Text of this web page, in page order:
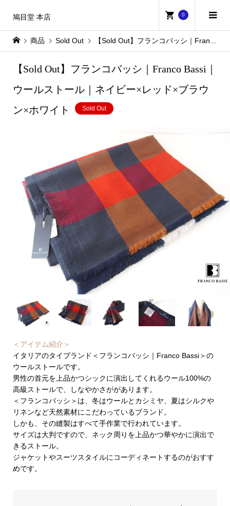
鳩目堂 本店 0
商品 Sold Out 【Sold Out】フランコバッシ｜Franco Bassi｜ウールストール｜ネイビー×レッド×ブラウン×ホワイト
【Sold Out】フランコバッシ｜Franco Bassi｜
ウールストール｜ネイビー×レッド×ブラウ
ン×ホワイト
Sold Out
＜アイテム紹介＞
イタリアのタイブランド＜フランコバッシ｜Franco Bassi＞の
ウールストールです。
男性の首元を上品かつシックに演出してくれるウール100%の
高級ストールで、しなやかさががあります。
＜フランコバッシ＞は、冬はウールとカシミヤ、夏はシルクや
リネンなど天然素材にこだわっているブランド。
しかも、その縫製はすべて手作業で行われています。
サイズは大判ですので、ネック周りを上品かつ華やかに演出で
きるストール。
ジャケットやスーツスタイルにコーディネートするのがおすす
めです。